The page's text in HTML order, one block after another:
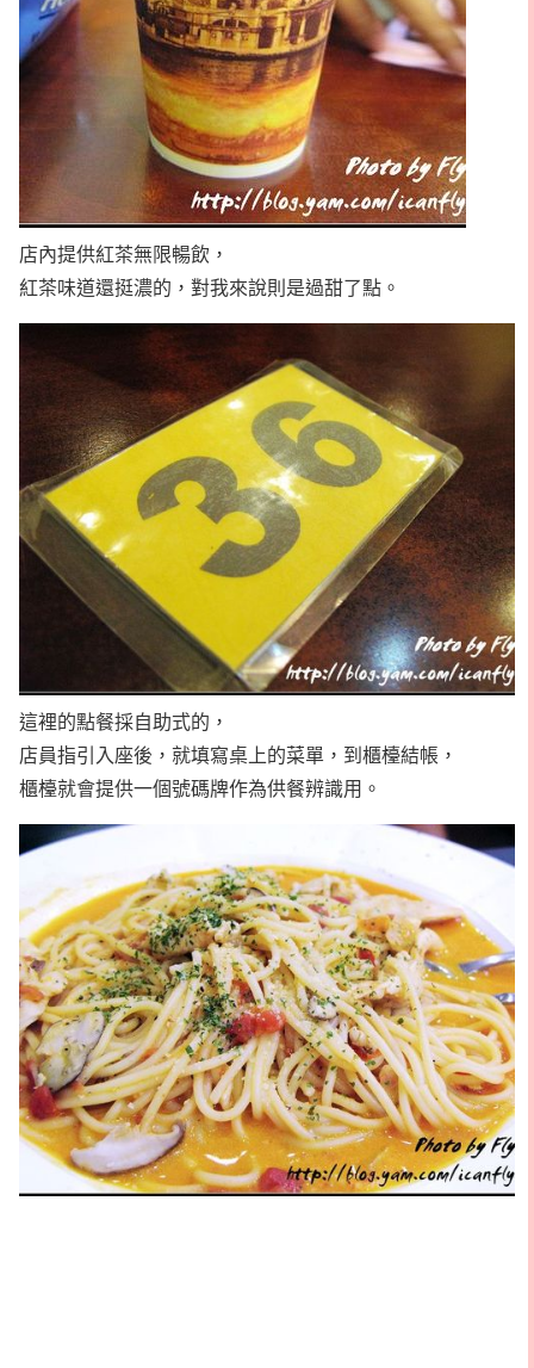
店內提供紅茶無限暢飲，
紅茶味道還挺濃的，對我來說則是過甜了點。
這裡的點餐採自助式的，
店員指引入座後，就填寫桌上的菜單，到櫃檯結帳，
櫃檯就會提供一個號碼牌作為供餐辨識用。